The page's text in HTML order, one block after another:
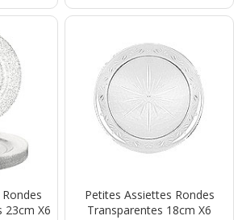
23cm X6
Petites Assiettes Rondes
Transparentes 18cm X6